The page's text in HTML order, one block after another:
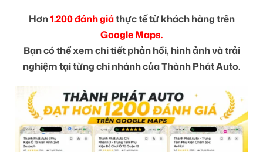
Hơn1.200 đánh giáthực tế từ khách hàng trên
Google Maps.
Bạn có thể xem chi tiết phản hồi, hình ảnh và trải
nghiệm tại từng chi nhánh của Thành Phát Auto.